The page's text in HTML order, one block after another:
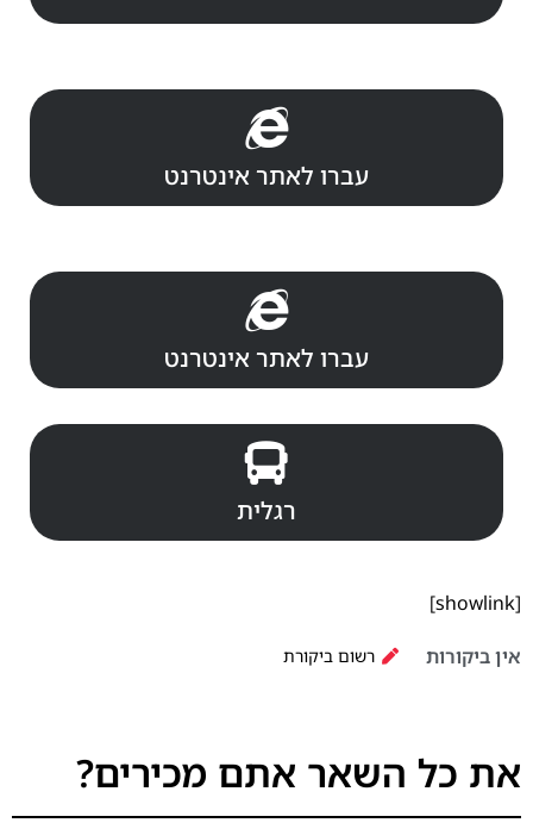
עברו לאתר אינטרנט
עברו לאתר אינטרנט
רגלית
[showlink]
אין ביקורות רשום ביקורת
את כל השאר אתם מכירים?